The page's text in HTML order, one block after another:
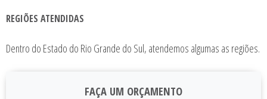
REGIÕES ATENDIDAS
Dentro do Estado do Rio Grande do Sul, atendemos algumas as regiões.
FAÇA UM ORÇAMENTO